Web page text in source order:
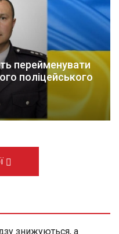
перейменувати
поліцейського
знижуються, а